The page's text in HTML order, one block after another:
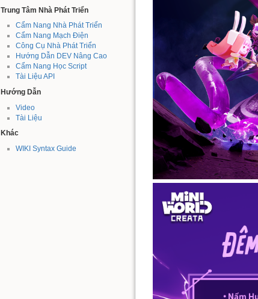
Trung Tâm Nhà Phát Triển
Cẩm Nang Nhà Phát Triển
Cẩm Nang Mạch Điện
Công Cụ Nhà Phát Triển
Hướng Dẫn DEV Nâng Cao
Cẩm Nang Học Script
Tài Liệu API
Hướng Dẫn
Video
Tài Liệu
Khác
WIKI Syntax Guide